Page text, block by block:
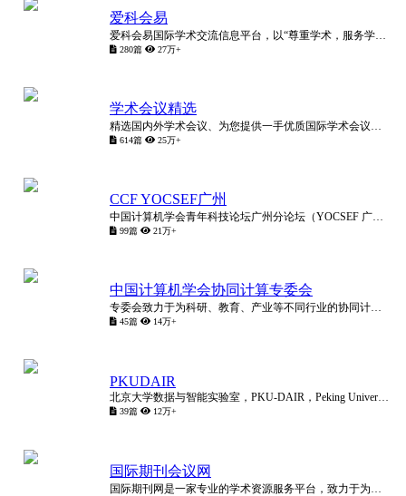
爱科会易
爱科会易国际学术交流信息平台，以“尊重学术，服务学者为服务理念，致力于在学术交流、科研服务、科研教育等领域为全球科技工作者提供一站式信息服务。
280篇 27万+
学术会议精选
精选国内外学术会议、为您提供一手优质国际学术会议最新资讯。我们以学术会议、学术论文为核心，为学术交流提供高价值服务。
614篇 25万+
CCF YOCSEF广州
中国计算机学会青年科技论坛广州分论坛（YOCSEF 广州）成立于2003年，创始主席为汤庸教授。YOCSEF 广州秉承“承担社会责任，提升成员能力”的宗旨，致力于推动广州在信息领域的高质量发展。
99篇 21万+
中国计算机学会协同计算专委会
专委会致力于为科研、教育、产业等不同行业的协同计算专业人士搭建学术交流平台，搭建科研和产业交流的平台，吸引企业参与并加速协同计算理论和技术产业化进程，沟通国内外学术合作渠道，提供人才培养的交互平台。
45篇 14万+
PKUDAIR
北京大学数据与智能实验室，PKU-DAIR，Peking University Data And Intelligence Research Lab，负责人为北京大学计算机学院崔斌教授。
39篇 12万+
国际期刊会议网
国际期刊网是一家专业的学术资源服务平台，致力于为全球学者提供高质量的学术期刊、会议和专著资源，促进学术交流与合作。